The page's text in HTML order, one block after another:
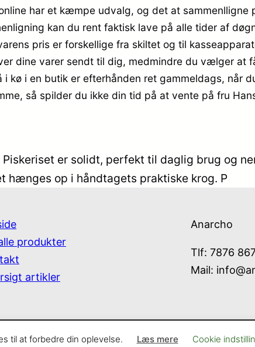
har et kæmpe udvalg, og det at
kan du rent faktisk lave på alle tider af
pris er forskellige fra skiltet og til
dine varer sendt til dig, medmindre du vælger at
kø i en butik er efterhånden ret gammeldags, når
så spilder du ikke din tid på at vente på fru
er solidt, perfekt til daglig brug og
hænges op i håndtagets praktiske krog. P
produkter
artikler
Anarcho
Tlf: 7876
Mail:
til at forbedre din oplevelse. Læs mere Cookie